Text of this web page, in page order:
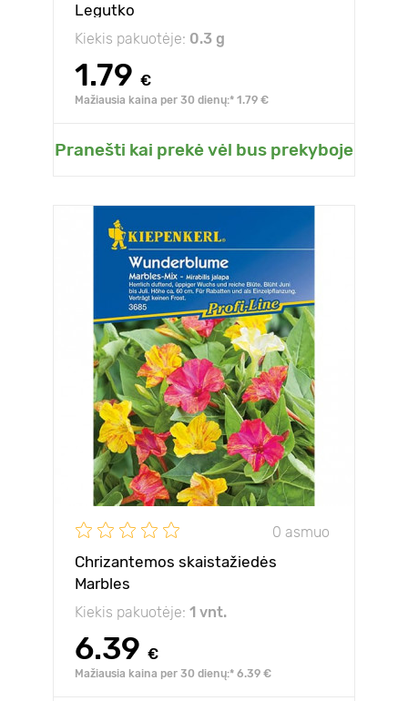
Legutko
Kiekis pakuotėje: 0.3 g
1.79 €
Mažiausia kaina per 30 dienų:* 1.79 €
Pranešti kai prekė vėl bus prekyboje
0 asmuo
Chrizantemos skaistažiedės
Marbles
Kiekis pakuotėje: 1 vnt.
6.39 €
Mažiausia kaina per 30 dienų:* 6.39 €